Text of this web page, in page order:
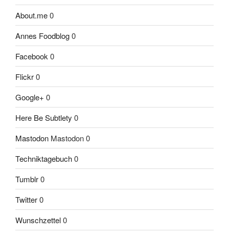
About.me0
Annes Foodblog0
Facebook 0
Flickr0
Google+ 0
Here Be Subtlety 0
Mastodon Mastodon 0
Techniktagebuch0
Tumblr0
Twitter0
Wunschzettel0